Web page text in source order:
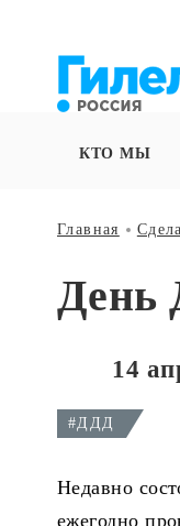
КТО МЫ
Главная
День
14
#ДДД
Недавно
ежегодно